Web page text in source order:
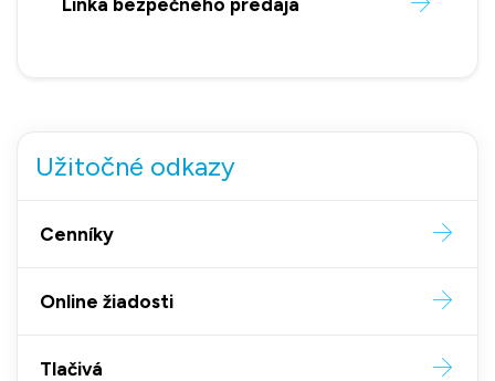
Linka bezpečného predaja
Užitočné odkazy
Cenníky
Online žiadosti
Tlačivá